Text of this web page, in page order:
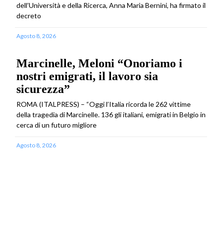
dell’Università e della Ricerca, Anna Maria Bernini, ha firmato il
decreto
Agosto 8, 2026
Marcinelle, Meloni “Onoriamo i
nostri emigrati, il lavoro sia
sicurezza”
ROMA (ITALPRESS) – “Oggi l’Italia ricorda le 262 vittime
della tragedia di Marcinelle. 136 gli italiani, emigrati in Belgio in
cerca di un futuro migliore
Agosto 8, 2026